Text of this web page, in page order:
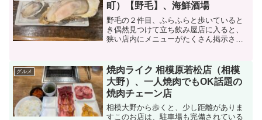
町）【野毛】、海鮮酒場
野毛の２件目、ふらふらと歩いていると
き偶然見つけて立ち飲み屋店に入ると、
狭い店内にメニューがたくさん掲示され
魚のあら煮牡蠣食べ比べ 仙鳳趾（北海
道）→サイズ４L・・・か...
グルメ
焼肉ライク 相模原若松店（相模
大野）、一人焼肉でもOK話題の
焼肉チェーン店
相模大野から歩くと、少し距離がありま
すこのお店は、駐車場も完備されている